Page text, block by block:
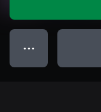
● ● ●